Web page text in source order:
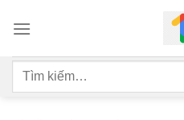
qua
dung
Tìm